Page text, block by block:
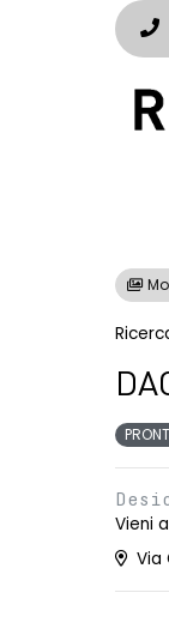
Vieni
Via